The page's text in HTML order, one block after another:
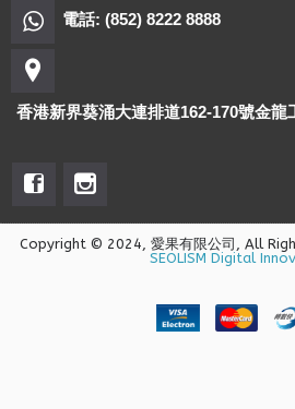
電話: (852) 8222 8888
香港新界葵涌大連排道162-170號金龍
Copyright © 2024, 愛果有限公司, All
SEOLISM Digital